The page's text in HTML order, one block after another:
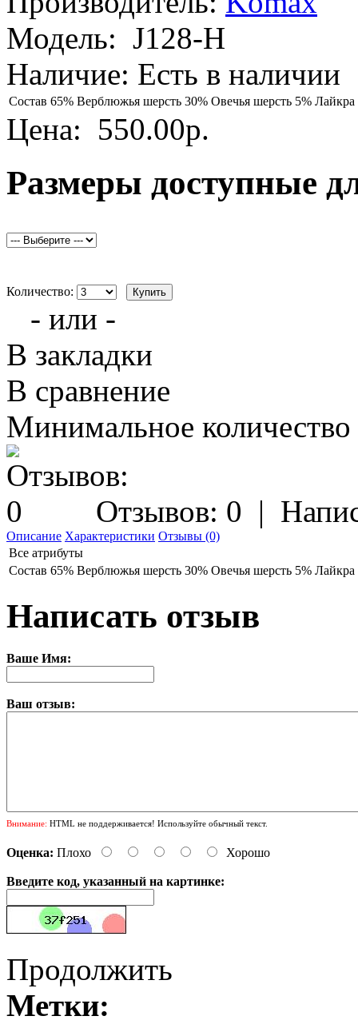
Модель: J128-H
Наличие: Есть в наличии
Состав 65% Верблюжья шерсть 30% Овечья шерсть 5% Лайкра
Цена: 550.00р.
Размеры доступные
Количество:
- или -
В закладки
В сравнение
Минимальное количество
Отзывов: 0 |
Описание Характеристики Отзывы (0)
Все атрибуты
Состав 65% Верблюжья шерсть 30% Овечья шерсть 5% Лайкра
Написать отзыв
Ваше Имя:
Ваш отзыв:
Внимание: HTML не поддерживается! Используйте обычный текст.
Оценка: Плохо Хорошо
Введите код, указанный на картинке:
Продолжить
Метки: